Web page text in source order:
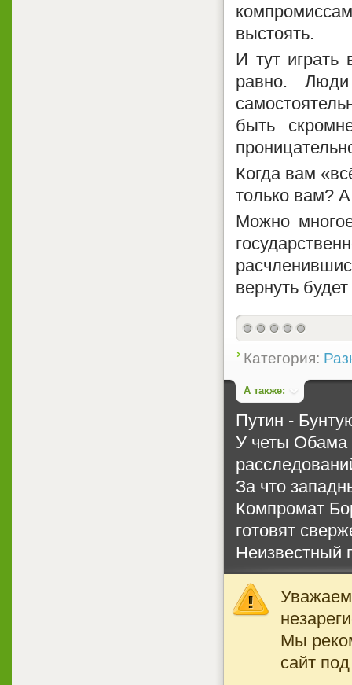
выстоять.
И тут играть
равно.
быть
Когда вам
только вам?
Можно
вернуть
Категория:
А также:
Путин -
У четы Обама
За что
Компромат
готовят
Неизвестный
Мы
сайт